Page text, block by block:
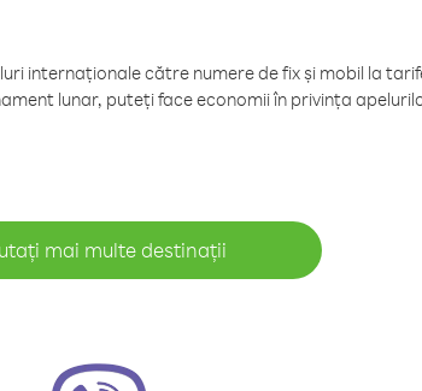
internaționale către numere de fix și mobil la
lunar, puteți face economii în privința
mai multe destinații